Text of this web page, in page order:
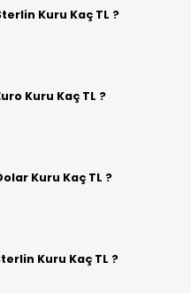
Kuru Kaç TL ?
Kuru Kaç TL ?
Kuru Kaç TL ?
Kuru Kaç TL ?